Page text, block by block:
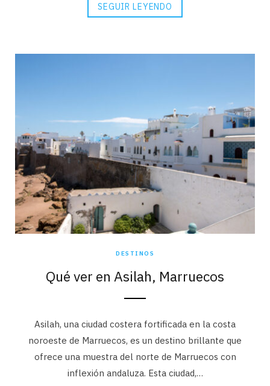
SEGUIR LEYENDO
DESTINOS
Qué ver en Asilah, Marruecos
Asilah, una ciudad costera fortificada en la costa
noroeste de Marruecos, es un destino brillante que
ofrece una muestra del norte de Marruecos con
inflexión andaluza. Esta ciudad,…